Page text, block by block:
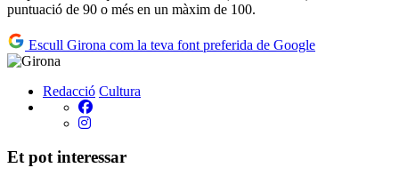
puntuació de 90 o més en un màxim de 100.
Escull Girona com la teva font preferida de Google
Redacció Cultura
Et pot interessar